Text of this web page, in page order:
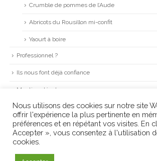
Crumble de pommes de l’Aude
Abricots du Rousillon mi-confit
Yaourt à boire
Professionnel ?
Ils nous font déjà confiance
Mentions légales
Conditions Générales de Ventes
Nous utilisons des cookies sur notre site
offrir l'expérience la plus pertinente en
préférences et en répétant vos visites. En
Accepter », vous consentez à l'utilisation
cookies.